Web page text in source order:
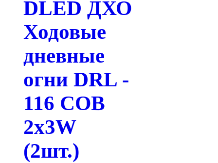
DLED ДХО
Ходовые
дневные
огни DRL -
116 COB
2x3W
(2шт.)